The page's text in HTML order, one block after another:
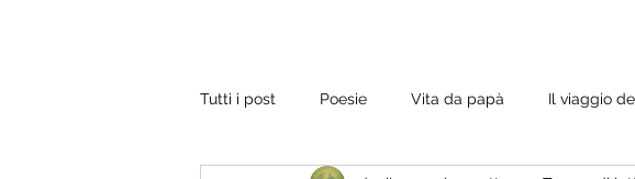
Tutti i post Poesie Vita da papà Il viaggio